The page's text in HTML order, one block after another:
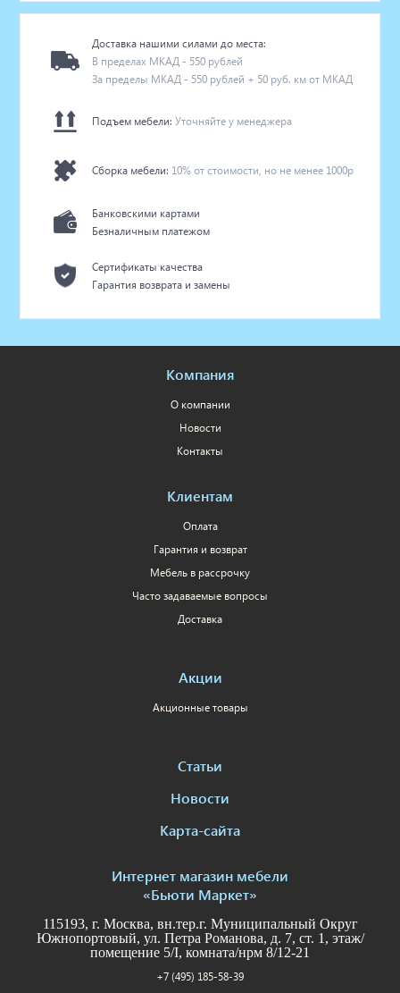
Доставка нашими силами до места:
В пределах МКАД - 550 рублей
За пределы МКАД - 550 рублей + 50 руб. км от МКАД
Подъем мебели:Уточняйте у менеджера
Сборка мебели: 10% от стоимости, но не менее 1000р
Банковскими картами
Безналичным платежом
Сертификаты качества
Гарантия возврата и замены
Компания
О компании
Новости
Контакты
Клиентам
Оплата
Гарантия и возврат
Мебель в рассрочку
Часто задаваемые вопросы
Доставка
Акции
Акционные товары
Статьи
Новости
Карта-сайта
Интернет магазин мебели
«Бьюти Маркет»
115193, г. Москва, вн.тер.г. Муниципальный Округ
Южнопортовый, ул. Петра Романова, д. 7, ст. 1, этаж/
помещение 5/I, комната/нрм 8/12-21
+7 (495) 185-58-39